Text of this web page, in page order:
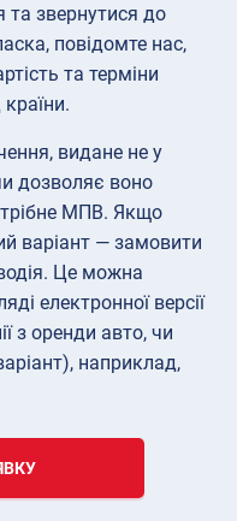
та звернутися до
повідомте нас,
та терміни
видане не у
дозволяє воно
МПВ. Якщо
варіант — замовити
Це можна
електронної версії
з оренди авто, чи
наприклад,